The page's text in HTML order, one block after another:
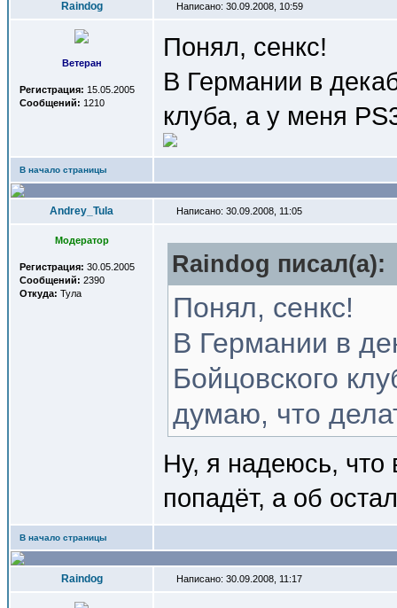
Raindog Написано: 30.09.2008, 10:59
Ветеран
Регистрация: 15.05.2005
Сообщений: 1210
Понял, сенкс!
В Германии в
клуба, а у меня
В начало страницы
Andrey_Tula Написано: 30.09.2008, 11:05
Модератор
Регистрация: 30.05.2005
Сообщений: 2390
Откуда: Тула
Raindog писал(a):
Понял, сенкс!
В Германии в
Бойцовского
думаю, что
Ну, я надеюсь, что
попадёт, а об
В начало страницы
Raindog Написано: 30.09.2008, 11:17